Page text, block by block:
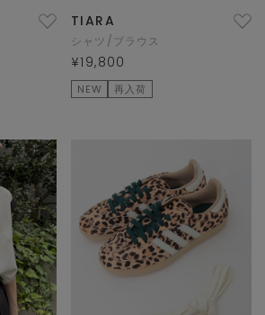
TIARA
シャツ/ブラウス
¥19,800
NEW 再入荷